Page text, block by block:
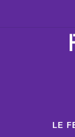
LE
Panneau de